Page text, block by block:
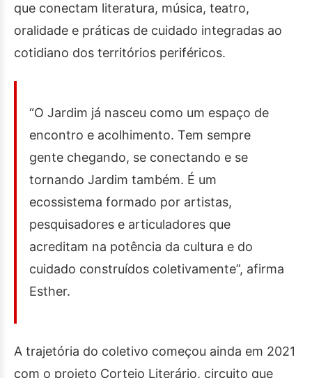
que conectam literatura, música, teatro,
oralidade e práticas de cuidado integradas ao
cotidiano dos territórios periféricos.
“O Jardim já nasceu como um espaço de
encontro e acolhimento. Tem sempre
gente chegando, se conectando e se
tornando Jardim também. É um
ecossistema formado por artistas,
pesquisadores e articuladores que
acreditam na potência da cultura e do
cuidado construídos coletivamente”, afirma
Esther.
A trajetória do coletivo começou ainda em 2021
com o projeto Cortejo Literário, circuito que